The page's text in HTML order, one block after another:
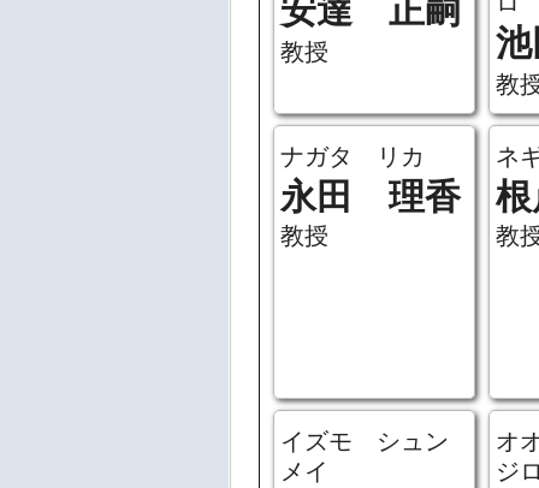
安達 正嗣
教授
教